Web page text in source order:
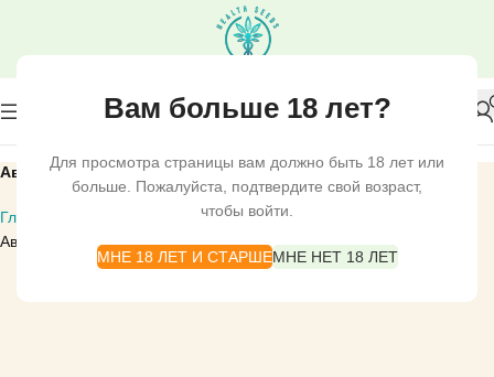
Вам больше 18 лет?
Для просмотра страницы вам должно быть 18 лет или
больше. Пожалуйста, подтвердите свой возраст,
чтобы войти.
МНЕ 18 ЛЕТ И СТАРШЕМНЕ НЕТ 18 ЛЕТ
Авто Сатива
Главная СЕМЕНА КОНОПЛИ ACE SEEDS
Авто Сатива